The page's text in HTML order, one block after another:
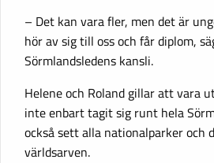
– Det kan vara fler, men det är
hör av sig till oss och får diplom,
Sörmlandsledens kansli.
Helene och Roland gillar att vara
inte enbart tagit sig runt hela
också sett alla nationalparker och
världsarven.